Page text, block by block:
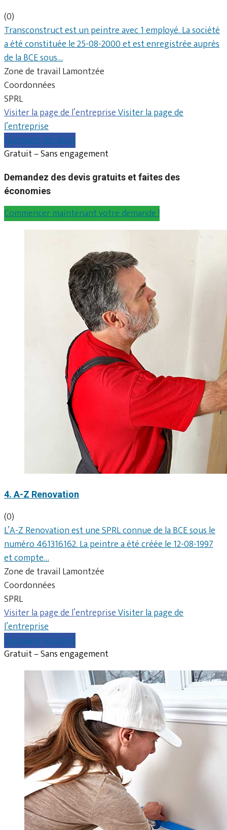
(0)
Transconstruct est un peintre avec 1 employé. La société
a été constituée le 25-08-2000 et est enregistrée auprès
de la BCE sous…
Zone de travail Lamontzée
Coordonnées
SPRL
Visiter la page de l’entrepriseVisiter la page de
l’entreprise
Comparer les devis
Gratuit – Sans engagement
Demandez des devis gratuits et faites des
économies
Commencer maintenant votre demande !
4. A-Z Renovation
(0)
L’A-Z Renovation est une SPRL connue de la BCE sous le
numéro 461316162. La peintre a été créée le 12-08-1997
et compte…
Zone de travail Lamontzée
Coordonnées
SPRL
Visiter la page de l’entrepriseVisiter la page de
l’entreprise
Comparer les devis
Gratuit – Sans engagement